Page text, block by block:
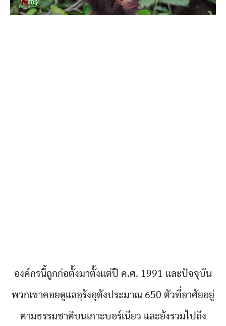
องค์กรนี้ถูกก่อตั้งมาตั้งแต่ปี ค.ศ. 1991 และปัจจุบัน
พวกเขาคอยดูแลอุรังอุตังประมาณ 650 ตัวที่อาศัยอยู่
ตามธรรมชาติบนเกาะบอร์เนียว และยังรวมไปถึง